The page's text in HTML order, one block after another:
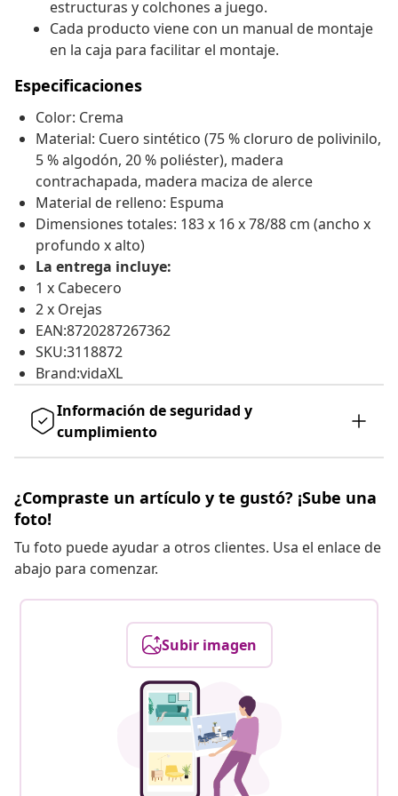
estructuras y colchones a juego.
Cada producto viene con un manual de montaje
en la caja para facilitar el montaje.
Especificaciones
Color: Crema
Material: Cuero sintético (75 % cloruro de polivinilo,
5 % algodón, 20 % poliéster), madera
contrachapada, madera maciza de alerce
Material de relleno: Espuma
Dimensiones totales: 183 x 16 x 78/88 cm (ancho x
profundo x alto)
La entrega incluye:
1 x Cabecero
2 x Orejas
EAN:8720287267362
SKU:3118872
Brand:vidaXL
Información de seguridad y
cumplimiento
¿Compraste un artículo y te gustó? ¡Sube una
foto!
Tu foto puede ayudar a otros clientes. Usa el enlace de
abajo para comenzar.
Subir imagen